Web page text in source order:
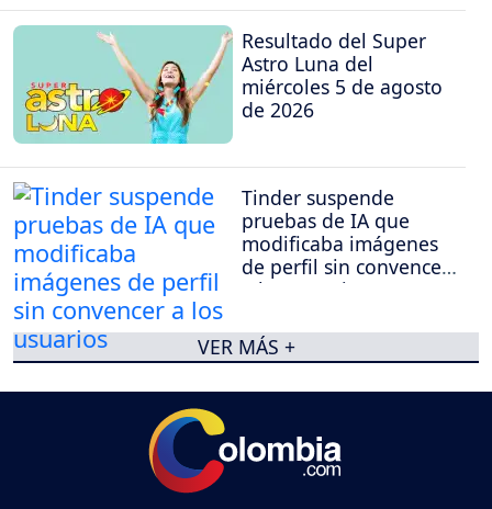
Resultado del Super
Astro Luna del
miércoles 5 de agosto
de 2026
Tinder suspende
pruebas de IA que
modificaba imágenes
de perfil sin convencer
a los usuarios
VER MÁS +